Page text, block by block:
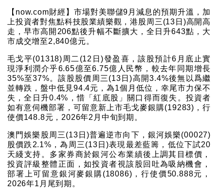
【now.com財經】市場對美聯儲9月減息的預期升溫，加
上投資者對焦點科技股業績樂觀，港股周三(13日)高開高
走，早市高開206點後升幅不斷擴大，全日升643點，大
市成交增至2,840億元。
毛戈平(01318)周二(12日)發盈喜，該股預計6月底止實
現淨利潤介乎6.65億至6.75億人民幣，較去年同期增長
35%至37%。該股股價周三(13日)高開3.4%後無以爲繼
並轉跌，盤中低見94.4元，為1個月低位，幸尾市力保不
失，全日升0.4%，惜「紅底股」關口得而復失。投資者
如有意伺機部署，可留意新上市毛戈麥銀購(19283)，行
使價148.8元，2026年2月中旬到期。
澳門娛樂股周三(13日)普遍逆市向下，銀河娛樂(00027)
股價跌2.1%，為周三(13日)表現最差藍籌，低位下試20
天綫支持。多家券商於銀河公布業績後上調其目標價，
投資評級整體正面，如投資者視該股回吐為吸納機會，
部署上可留意銀河麥銀購(18086)，行使價50.888元，
2026年1月尾到期。